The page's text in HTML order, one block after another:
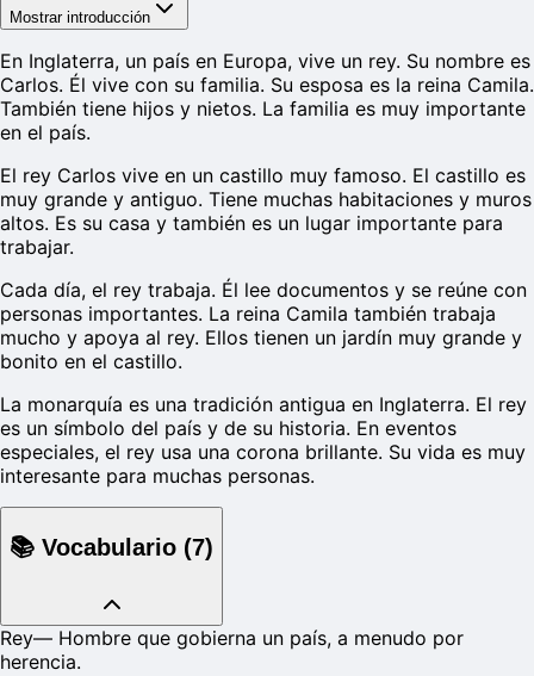
Mostrar introducción
En Inglaterra, un país en Europa, vive un rey. Su nombre es
Carlos. Él vive con su familia. Su esposa es la reina Camila.
También tiene hijos y nietos. La familia es muy importante
en el país.
El rey Carlos vive en un castillo muy famoso. El castillo es
muy grande y antiguo. Tiene muchas habitaciones y muros
altos. Es su casa y también es un lugar importante para
trabajar.
Cada día, el rey trabaja. Él lee documentos y se reúne con
personas importantes. La reina Camila también trabaja
mucho y apoya al rey. Ellos tienen un jardín muy grande y
bonito en el castillo.
La monarquía es una tradición antigua en Inglaterra. El rey
es un símbolo del país y de su historia. En eventos
especiales, el rey usa una corona brillante. Su vida es muy
interesante para muchas personas.
📚 Vocabulario (7)
Rey— Hombre que gobierna un país, a menudo por
herencia.